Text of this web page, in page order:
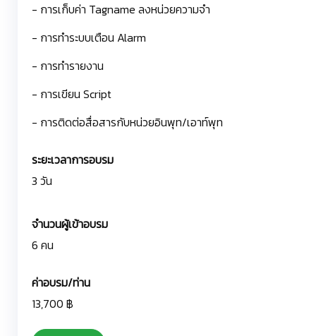
- การเก็บค่า Tagname ลงหน่วยความจำ
- การทำระบบเตือน Alarm
- การทำรายงาน
- การเขียน Script
- การติดต่อสื่อสารกับหน่วยอินพุท/เอาท์พุท
ระยะเวลาการอบรม
3 วัน
จำนวนผู้เข้าอบรม
6 คน
ค่าอบรม/ท่าน
13,700 ฿